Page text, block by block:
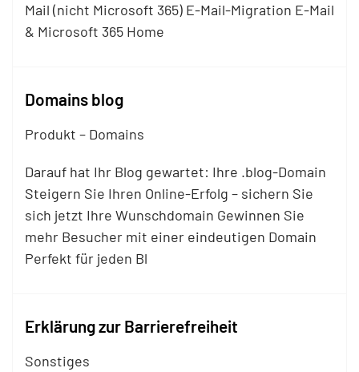
Mail (nicht Microsoft 365) E-Mail-Migration E-Mail
& Microsoft 365 Home
Domains blog
Produkt – Domains
Darauf hat Ihr Blog gewartet: Ihre .blog-Domain
Steigern Sie Ihren Online-Erfolg – sichern Sie
sich jetzt Ihre Wunschdomain Gewinnen Sie
mehr Besucher mit einer eindeutigen Domain
Perfekt für jeden Bl
Erklärung zur Barrierefreiheit
Sonstiges